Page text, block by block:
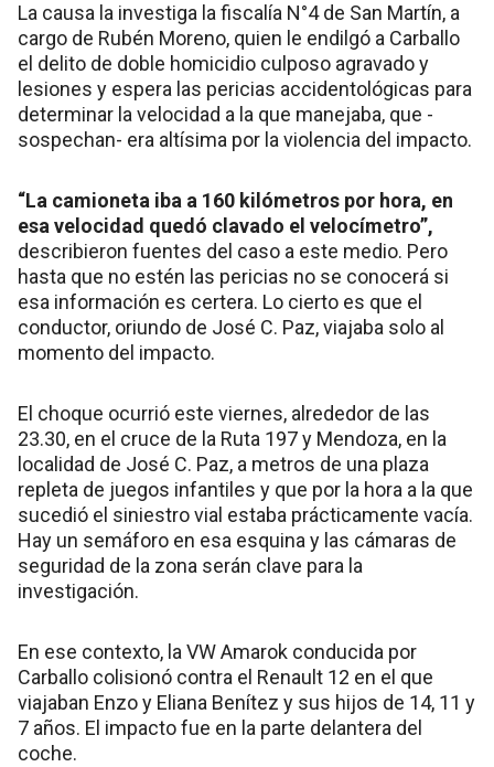
La causa la investiga la fiscalía N°4 de San Martín, a
cargo de Rubén Moreno, quien le endilgó a Carballo
el delito de doble homicidio culposo agravado y
lesiones y espera las pericias accidentológicas para
determinar la velocidad a la que manejaba, que -
sospechan- era altísima por la violencia del impacto.
“La camioneta iba a 160 kilómetros por hora, en
esa velocidad quedó clavado el velocímetro”,
describieron fuentes del caso a este medio. Pero
hasta que no estén las pericias no se conocerá si
esa información es certera. Lo cierto es que el
conductor, oriundo de José C. Paz, viajaba solo al
momento del impacto.
El choque ocurrió este viernes, alrededor de las
23.30, en el cruce de la Ruta 197 y Mendoza, en la
localidad de José C. Paz, a metros de una plaza
repleta de juegos infantiles y que por la hora a la que
sucedió el siniestro vial estaba prácticamente vacía.
Hay un semáforo en esa esquina y las cámaras de
seguridad de la zona serán clave para la
investigación.
En ese contexto, la VW Amarok conducida por
Carballo colisionó contra el Renault 12 en el que
viajaban Enzo y Eliana Benítez y sus hijos de 14, 11 y
7 años. El impacto fue en la parte delantera del
coche.